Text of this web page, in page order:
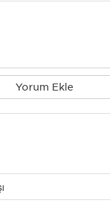
Yorum Ekle